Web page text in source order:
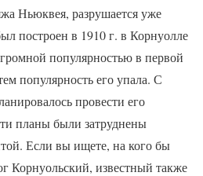
Ньюквея, разрушается уже
построен в 1910 г. в Корнуолле
популярностью в первой
популярность его упала. С
провести его
планы были затруднены
Если вы ищете, на кого бы
Корнуольский, известный также